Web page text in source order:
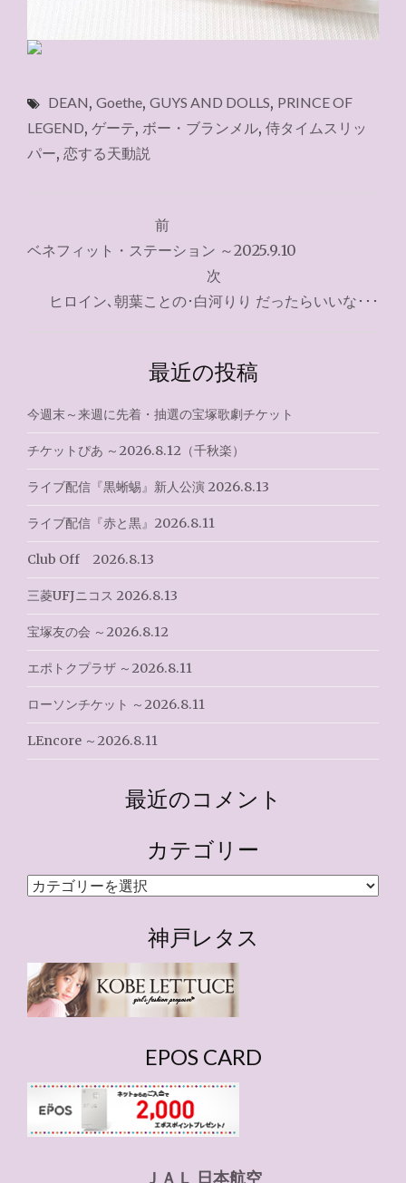
DEAN, Goethe, GUYS AND DOLLS, PRINCE OF
LEGEND, ゲーテ, ボー・ブランメル, 侍タイムスリッ
パー, 恋する天動説
稿
ビ
シ
ョ
ン
前
ベネフィット・ステーション ～2025.9.10
次
ヒロイン､朝葉ことの･白河りり だったらいいな･･･
最近の投稿
今週末～来週に先着・抽選の宝塚歌劇チケット
チケットぴあ ～2026.8.12（千秋楽）
ライブ配信『黒蜥蜴』新人公演 2026.8.13
ライブ配信『赤と黒』2026.8.11
Club Off 2026.8.13
三菱UFJニコス 2026.8.13
宝塚友の会 ～2026.8.12
エポトクプラザ ～2026.8.11
ローソンチケット ～2026.8.11
LEncore ～2026.8.11
最近のコメント
カテゴリー
カ
ー
神戸レタス
EPOS CARD
ＪＡＬ 日本航空